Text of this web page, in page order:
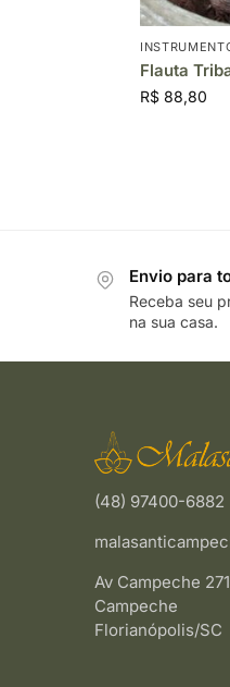
Flauta
R$88,80
Envio para
Receba seu
na sua casa.
(48) 97400-6882
Av Campeche
Campeche
Florianópolis/SC